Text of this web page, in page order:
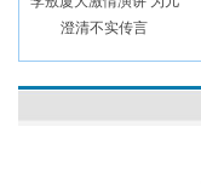
澄清不实传言